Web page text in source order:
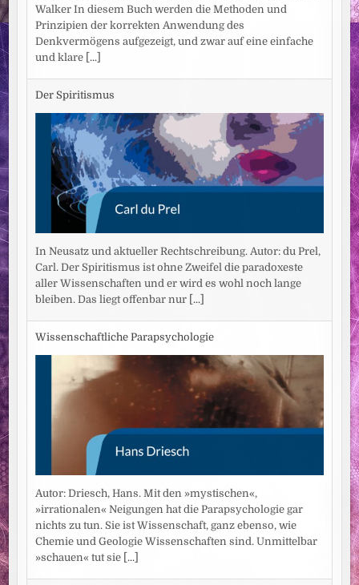
Walker In diesem Buch werden die Methoden und
Prinzipien der korrekten Anwendung des
Denkvermögens aufgezeigt, und zwar auf eine einfache
und klare [...]
Der Spiritismus
In Neusatz und aktueller Rechtschreibung. Autor: du Prel,
Carl. Der Spiritismus ist ohne Zweifel die paradoxeste
aller Wissenschaften und er wird es wohl noch lange
bleiben. Das liegt offenbar nur [...]
Wissenschaftliche Parapsychologie
Autor: Driesch, Hans. Mit den »mystischen«,
»irrationalen« Neigungen hat die Parapsychologie gar
nichts zu tun. Sie ist Wissenschaft, ganz ebenso, wie
Chemie und Geologie Wissenschaften sind. Unmittelbar
»schauen« tut sie [...]